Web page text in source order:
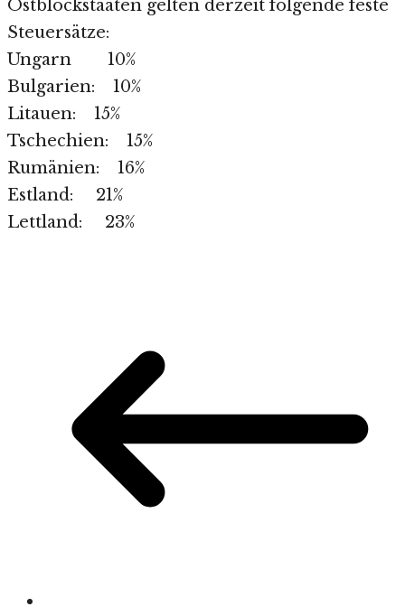
Ostblockstaaten gelten derzeit folgende feste
Steuersätze:
Ungarn 10%
Bulgarien: 10%
Litauen: 15%
Tschechien: 15%
Rumänien: 16%
Estland: 21%
Lettland: 23%